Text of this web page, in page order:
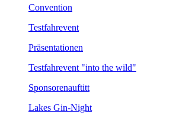
Convention
Testfahrevent
Präsentationen
Testfahrevent "into the wild"
Sponsorenauftitt
Lakes Gin-Night